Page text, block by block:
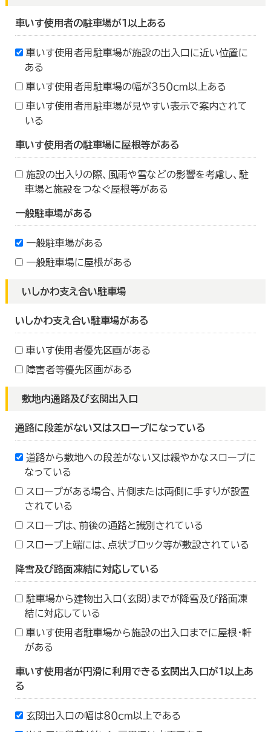
車いす使用者の駐車場が１以上ある
車いす使用者用駐車場が施設の出入口に近い位置に
ある
車いす使用者用駐車場の幅が３５０ｃｍ以上ある
車いす使用者用駐車場が見やすい表示で案内されて
いる
車いす使用者の駐車場に屋根等がある
施設の出入りの際、風雨や雪などの影響を考慮し、駐
車場と施設をつなぐ屋根等がある
一般駐車場がある
一般駐車場がある
一般駐車場に屋根がある
いしかわ支え合い駐車場
いしかわ支え合い駐車場がある
車いす使用者優先区画がある
障害者等優先区画がある
敷地内通路及び玄関出入口
通路に段差がない又はスロープになっている
道路から敷地への段差がない又は緩やかなスロープに
なっている
スロープがある場合、片側または両側に手すりが設置
されている
スロープは、前後の通路と識別されている
スロープ上端には、点状ブロック等が敷設されている
降雪及び路面凍結に対応している
駐車場から建物出入口（玄関）までが降雪及び路面凍
結に対応している
車いす使用者駐車場から施設の出入口までに屋根・軒
がある
車いす使用者が円滑に利用できる玄関出入口が１以上あ
る
玄関出入口の幅は８０ｃｍ以上である